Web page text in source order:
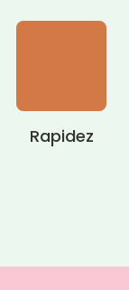
Rapidez